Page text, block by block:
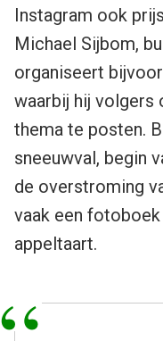
Instagram ook
Michael Sijbom,
organiseert
waarbij hij volgers
thema te posten.
sneeuwval, begin
de overstroming
vaak een
appeltaart.